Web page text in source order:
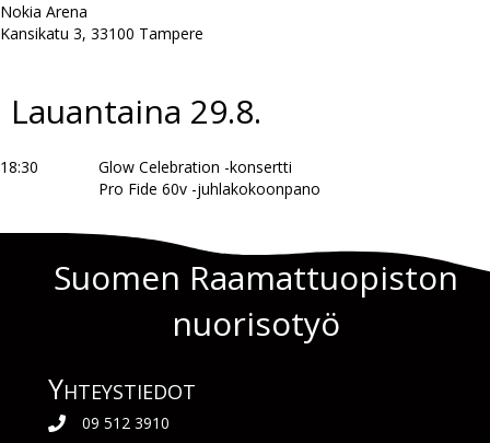
Nokia Arena
Kansikatu 3, 33100 Tampere
Lauantaina 29.8.
18:30
Glow Celebration -konsertti
Pro Fide 60v -juhlakokoonpano
Suomen Raamattuopiston
nuorisotyö
Yhteys­tiedot
09 512 3910